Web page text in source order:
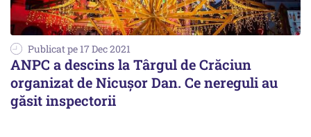
Publicat pe 17 Dec 2021
ANPC a descins la Târgul de Crăciun
organizat de Nicuşor Dan. Ce nereguli au
găsit inspectorii